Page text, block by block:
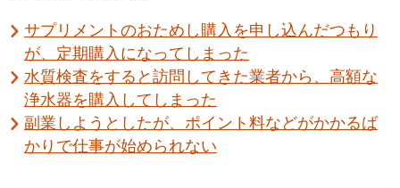
サプリメントのおためし購入を申し込んだつもり
が、定期購入になってしまった
水質検査をすると訪問してきた業者から、高額な
浄水器を購入してしまった
副業しようとしたが、ポイント料などがかかるば
かりで仕事が始められない